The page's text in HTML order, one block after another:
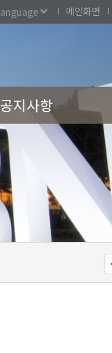
메인화면
공지사항